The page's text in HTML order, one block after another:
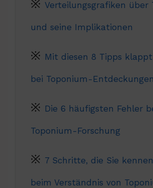
Verteilungsgrafiken über
und seine Implikationen
Mit diesen 8 Tipps
bei Toponium-Entdeckungen
Die 6 häufigsten Fehler
Toponium-Forschung
7 Schritte, die Sie
beim Verständnis von